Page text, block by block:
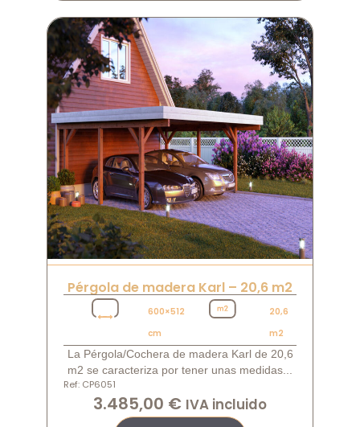
Pérgola de madera Karl – 20,6 m2
600×512
cm
20,6
m2
La Pérgola/Cochera de madera Karl de 20,6
m2 se caracteriza por tener unas medidas...
Ref: CP6051
3.485,00 € IVA incluido